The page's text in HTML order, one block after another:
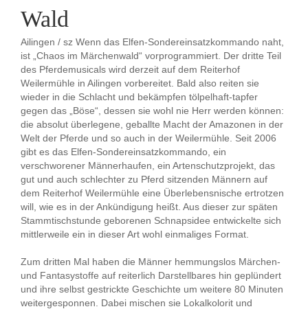
Wald
Ailingen / sz Wenn das Elfen-Sondereinsatzkommando naht,
ist „Chaos im Märchenwald“ vorprogrammiert. Der dritte Teil
des Pferdemusicals wird derzeit auf dem Reiterhof
Weilermühle in Ailingen vorbereitet. Bald also reiten sie
wieder in die Schlacht und bekämpfen tölpelhaft-tapfer
gegen das „Böse“, dessen sie wohl nie Herr werden können:
die absolut überlegene, geballte Macht der Amazonen in der
Welt der Pferde und so auch in der Weilermühle. Seit 2006
gibt es das Elfen-Sondereinsatzkommando, ein
verschworener Männerhaufen, ein Artenschutzprojekt, das
gut und auch schlechter zu Pferd sitzenden Männern auf
dem Reiterhof Weilermühle eine Überlebensnische ertrotzen
will, wie es in der Ankündigung heißt. Aus dieser zur späten
Stammtischstunde geborenen Schnapsidee entwickelte sich
mittlerweile ein in dieser Art wohl einmaliges Format.
Zum dritten Mal haben die Männer hemmungslos Märchen-
und Fantasystoffe auf reiterlich Darstellbares hin geplündert
und ihre selbst gestrickte Geschichte um weitere 80 Minuten
weitergesponnen. Dabei mischen sie Lokalkolorit und